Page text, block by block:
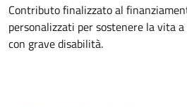
Contributo finalizzato al
personalizzati per sostenere la vita
con grave disabilità.